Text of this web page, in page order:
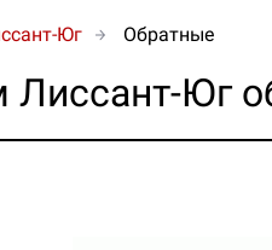
Юг Обратные
Лиссант-Юг